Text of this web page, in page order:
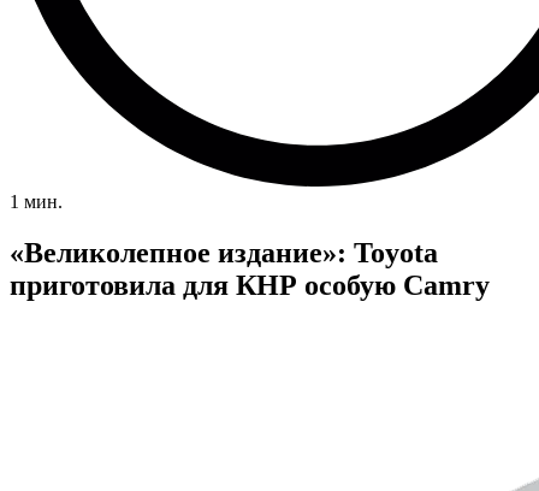
1 мин.
«Великолепное издание»: Toyota
приготовила для КНР особую Camry